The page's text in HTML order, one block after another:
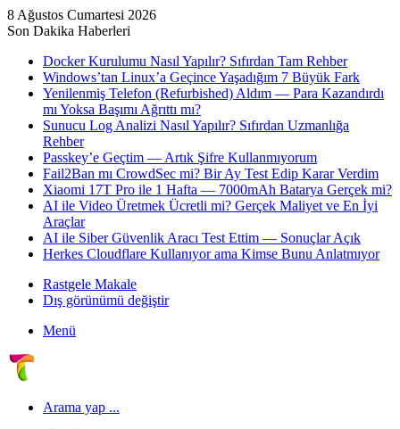
8 Ağustos Cumartesi 2026
Son Dakika Haberleri
Docker Kurulumu Nasıl Yapılır? Sıfırdan Tam Rehber
Windows’tan Linux’a Geçince Yaşadığım 7 Büyük Fark
Yenilenmiş Telefon (Refurbished) Aldım — Para Kazandırdı
mı Yoksa Başımı Ağrıttı mı?
Sunucu Log Analizi Nasıl Yapılır? Sıfırdan Uzmanlığa
Rehber
Passkey’e Geçtim — Artık Şifre Kullanmıyorum
Fail2Ban mı CrowdSec mi? Bir Ay Test Edip Karar Verdim
Xiaomi 17T Pro ile 1 Hafta — 7000mAh Batarya Gerçek mi?
AI ile Video Üretmek Ücretli mi? Gerçek Maliyet ve En İyi
Araçlar
AI ile Siber Güvenlik Aracı Test Ettim — Sonuçlar Açık
Herkes Cloudflare Kullanıyor ama Kimse Bunu Anlatmıyor
Rastgele Makale
Dış görünümü değiştir
Menü
Arama yap ...